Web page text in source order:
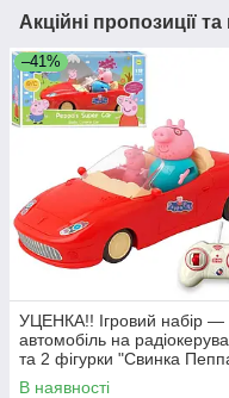
Акційні пропозиції
–41%
УЦЕНКА!! Ігровий набір —
автомобіль на
та 2 фігурки "Свинка
(Peppa Pig) арт. 000-1
В наявності